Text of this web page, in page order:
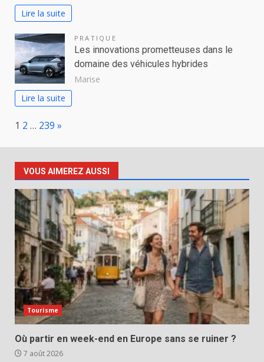
Lire la suite
PRATIQUE
Les innovations prometteuses dans le
domaine des véhicules hybrides
Marise
Lire la suite
Page:
1 2 … 239 Next
»
VOUS AIMEREZ AUSSI
Tourisme
Où partir en week-end en Europe sans se ruiner ?
7 août 2026